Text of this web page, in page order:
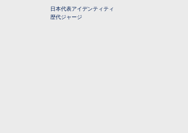
日本代表アイデンティティ
歴代ジャージ